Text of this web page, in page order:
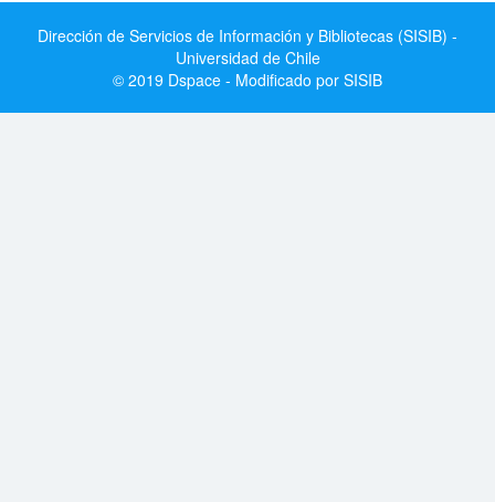
Dirección de Servicios de Información y Bibliotecas (SISIB) -
Universidad de Chile
© 2019 Dspace - Modificado por SISIB